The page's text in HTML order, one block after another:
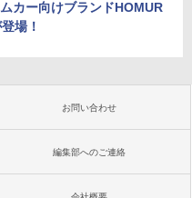
カー向けブランドHOMUR
場！
お問い合わせ
編集部へのご連絡